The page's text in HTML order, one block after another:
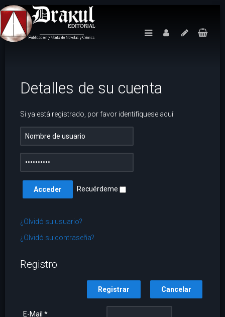
Detalles de su cuenta
Si ya está registrado, por favor identifíquese aquí
Recuérdeme
¿Olvidó su usuario?
¿Olvidó su contraseña?
Registro
Registrar Cancelar
E-Mail *